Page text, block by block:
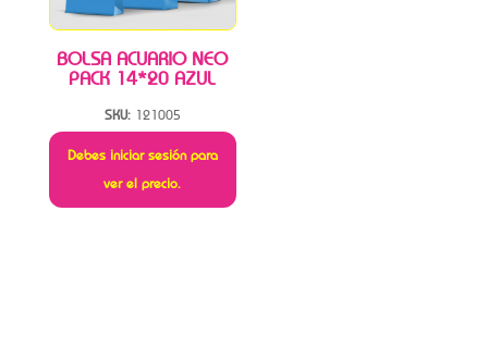
BOLSA ACUARIO NEO
PACK 14*20 AZUL
SKU: 121005
Debes iniciar sesión para
ver el precio.